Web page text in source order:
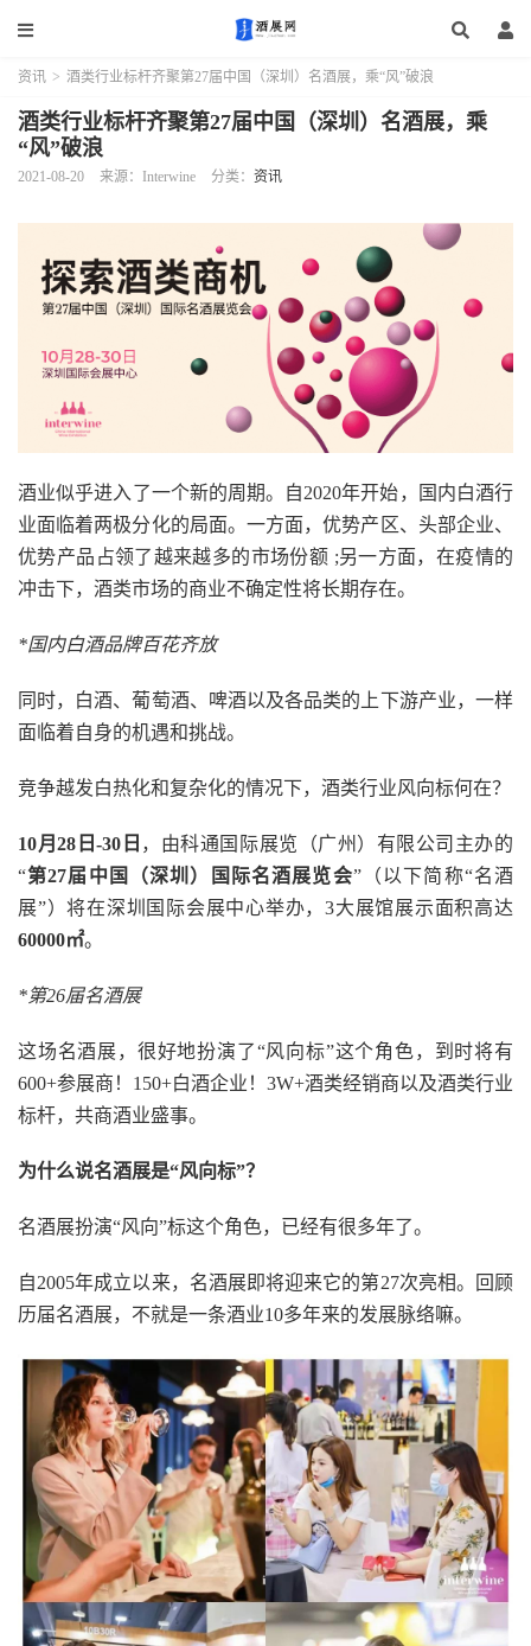
资讯 > 酒类行业标杆齐聚第27届中国（深圳）名酒展，乘“风”破浪
酒类行业标杆齐聚第27届中国（深圳）名酒展，乘
“风”破浪
2021-08-20 来源：Interwine 分类： 资讯
酒业似乎进入了一个新的周期。自2020年开始，国内白酒行
业面临着两极分化的局面。一方面，优势产区、头部企业、
优势产品占领了越来越多的市场份额 ;另一方面，在疫情的
冲击下，酒类市场的商业不确定性将长期存在。
*国内白酒品牌百花齐放
同时，白酒、葡萄酒、啤酒以及各品类的上下游产业，一样
面临着自身的机遇和挑战。
竞争越发白热化和复杂化的情况下，酒类行业风向标何在？
10月28日-30日 ，由科通国际展览（广州）有限公司主办的
“第27届中国（深圳）国际名酒展览会”（以下简称“名酒
展”）将在深圳国际会展中心举办，3大展馆展示面积高达
60000㎡。
*第26届名酒展
这场名酒展，很好地扮演了“风向标”这个角色，到时将有
600+参展商！150+白酒企业！3W+酒类经销商以及酒类行业
标杆，共商酒业盛事。
为什么说名酒展是“风向标”？
名酒展扮演“风向”标这个角色，已经有很多年了。
自2005年成立以来，名酒展即将迎来它的第27次亮相。回顾
历届名酒展，不就是一条酒业10多年来的发展脉络嘛。